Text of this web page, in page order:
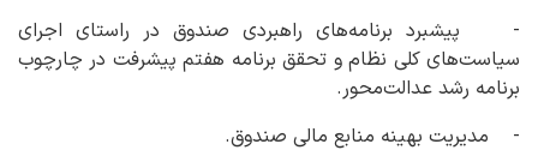
- پیشبرد برنامه‌های راهبردی صندوق در راستای اجرای
سیاست‌های کلی نظام و تحقق برنامه هفتم پیشرفت در چارچوب
برنامه رشد عدالت‌محور.
- مدیریت بهینه منابع مالی صندوق.